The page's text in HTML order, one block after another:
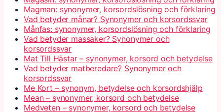
Magman: synonymer, korsordslösning och förklaring
Vad betyder månar? Synonymer och korsordssvar
Månfas: synonymer, korsordslösning och förklaring
Vad betyder massaker? Synonymer och
korsordssvar
Mat Till Hästar – synonymer, korsord och betydelse
Vad betyder matberedare? Synonymer och
korsordssvar
Me Kort – synonym, betydelse och korsordshjälp
Mean – synonymer, korsord och betydelse
Medveten – synonymer, korsord och betydelse